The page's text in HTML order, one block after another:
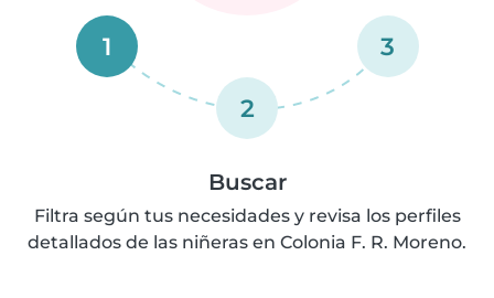
1
2
3
Buscar
Filtra según tus necesidades y revisa los perfiles
detallados de las niñeras en Colonia F. R. Moreno.